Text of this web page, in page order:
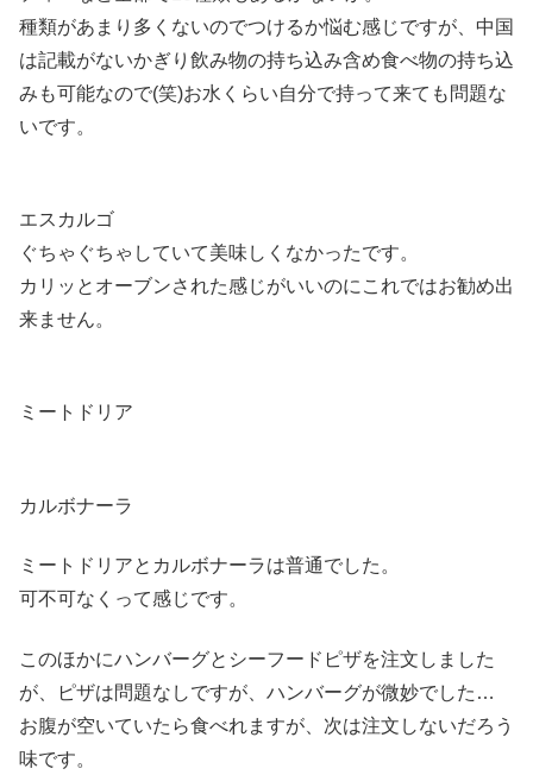
種類があまり多くないのでつけるか悩む感じですが、中国
は記載がないかぎり飲み物の持ち込み含め食べ物の持ち込
みも可能なので(笑)お水くらい自分で持って来ても問題な
いです。
エスカルゴ
ぐちゃぐちゃしていて美味しくなかったです。
カリッとオーブンされた感じがいいのにこれではお勧め出
来ません。
ミートドリア
カルボナーラ
ミートドリアとカルボナーラは普通でした。
可不可なくって感じです。
このほかにハンバーグとシーフードピザを注文しました
が、ピザは問題なしですが、ハンバーグが微妙でした…
お腹が空いていたら食べれますが、次は注文しないだろう
味です。